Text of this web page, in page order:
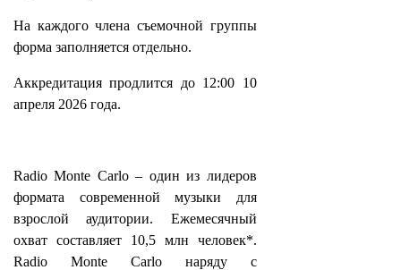
На каждого члена съемочной группы
форма заполняется отдельно.
Аккредитация продлится до 12:00 10
апреля 2026 года.
Radio Monte Carlo – один из лидеров
формата современной музыки для
взрослой аудитории. Ежемесячный
охват составляет 10,5 млн человек*.
Radio Monte Carlo наряду с